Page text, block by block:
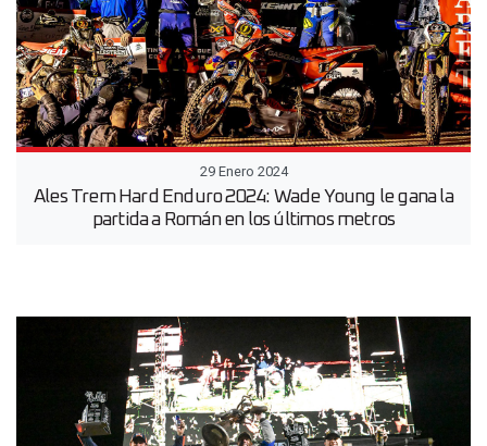
29 Enero 2024
Ales Trem Hard Enduro 2024: Wade Young le gana la
partida a Román en los últimos metros